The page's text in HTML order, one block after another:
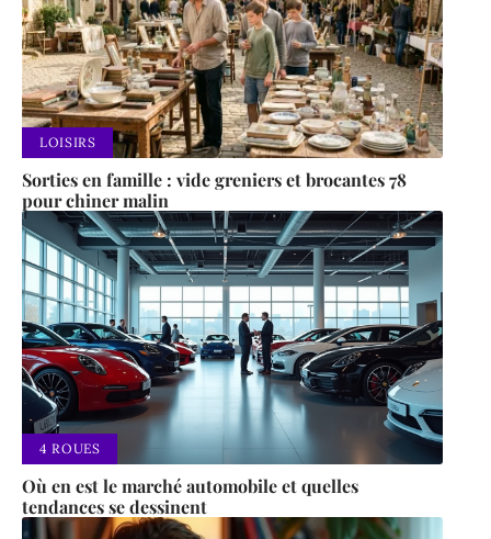
LOISIRS
Sorties en famille : vide greniers et brocantes 78
pour chiner malin
4 ROUES
Où en est le marché automobile et quelles
tendances se dessinent